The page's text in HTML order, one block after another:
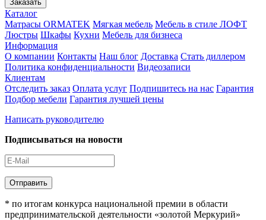
Заказать
Каталог
Матрасы ORMATEK Мягкая мебель Мебель в стиле ЛОФТ
Люстры Шкафы Кухни Мебель для бизнеса
Информация
О компании Контакты Наш блог Доставка Стать диллером
Политика конфиденциальности Видеозаписи
Клиентам
Отследить заказ Оплата услуг Подпишитесь на нас Гарантия
Подбор мебели Гарантия лучшей цены
Написать руководителю
Подписываться на новости
Отправить
* по итогам конкурса национальной премии в области
предпринимательской деятельности «золотой Меркурий»